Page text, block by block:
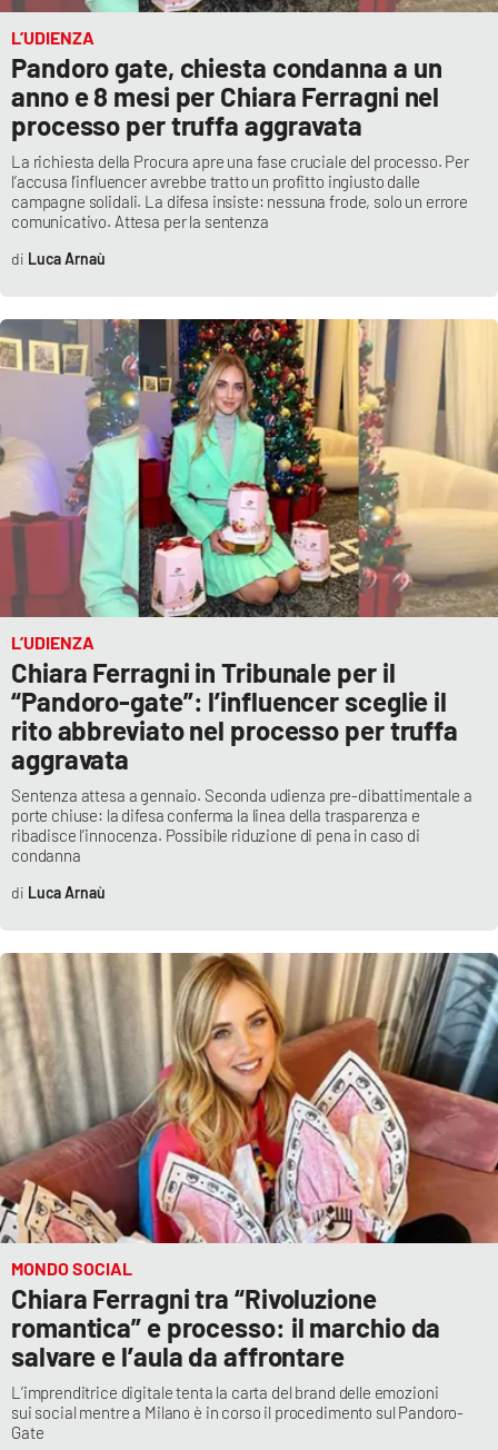
Buona Sanità Calabria
LA
CALABRIAVISIONE
Destinazioni
Eventi
Food
Storie
NETWORK
Lacplay.it
Lactv.it
Laconair.it
Lacapitalenews.it
Ilreggino.it
Cosenzachannel.it
Ilvibonese.it
APP
Android
Apple
L’UDIENZA
Pandoro gate, chiesta condanna a un
anno e 8 mesi per Chiara Ferragni nel
processo per truffa aggravata
La richiesta della Procura apre una fase cruciale del processo. Per
l’accusa l’influencer avrebbe tratto un profitto ingiusto dalle
campagne solidali. La difesa insiste: nessuna frode, solo un errore
comunicativo. Attesa per la sentenza
Luca Arnaù
L’UDIENZA
Chiara Ferragni in Tribunale per il
“Pandoro-gate”: l’influencer sceglie il
rito abbreviato nel processo per truffa
aggravata
Sentenza attesa a gennaio. Seconda udienza pre-dibattimentale a
porte chiuse: la difesa conferma la linea della trasparenza e
ribadisce l’innocenza. Possibile riduzione di pena in caso di
condanna
Luca Arnaù
MONDO SOCIAL
Chiara Ferragni tra “Rivoluzione
romantica” e processo: il marchio da
salvare e l’aula da affrontare
L’imprenditrice digitale tenta la carta del brand delle emozioni
sui social mentre a Milano è in corso il procedimento sul Pandoro-
Gate